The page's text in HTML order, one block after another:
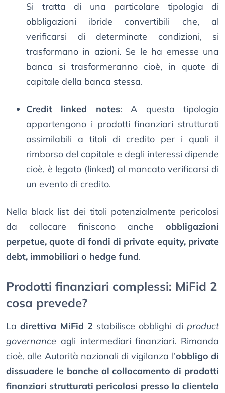
Si tratta di una particolare tipologia di
obbligazioni ibride convertibili che, al
verificarsi di determinate condizioni, si
trasformano in azioni. Se le ha emesse una
banca si trasformeranno cioè, in quote di
capitale della banca stessa.
Credit linked notes: A questa tipologia
appartengono i prodotti finanziari strutturati
assimilabili a titoli di credito per i quali il
rimborso del capitale e degli interessi dipende
cioè, è legato (linked) al mancato verificarsi di
un evento di credito.
Nella black list dei titoli potenzialmente pericolosi
da collocare finiscono anche obbligazioni
perpetue, quote di fondi di private equity, private
debt, immobiliari o hedge fund.
Prodotti finanziari complessi: MiFid 2
cosa prevede?
Ladirettiva MiFid 2 stabilisce obblighi diproduct
governance agli intermediari finanziari. Rimanda
cioè, alle Autorità nazionali di vigilanza l’obbligo di
dissuadere le banche al collocamento di prodotti
finanziari strutturati pericolosi presso la clientela